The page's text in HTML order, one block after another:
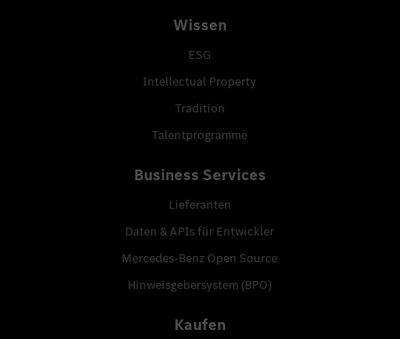
Wissen
ESG
Intellectual Property
Tradition
Talentprogramme
Business Services
Lieferanten
Daten & APIs für Entwickler
Mercedes-Benz Open Source
Hinweisgebersystem (BPO)
Kaufen